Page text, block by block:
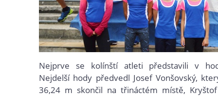
Nejprve se kolínští atleti představili v
Nejdelší hody předvedl Josef Vonšovský,
36,24 m skončil na třináctém místě,